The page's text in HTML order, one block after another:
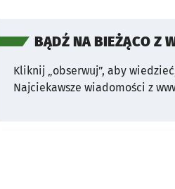
BĄDŹ NA BIEŻĄCO Z
Kliknij „obserwuj”, aby
Najciekawsze wiadomości z